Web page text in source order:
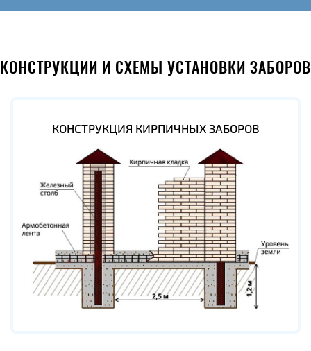
КОНСТРУКЦИИ И СХЕМЫ УСТАНОВКИ ЗАБОРОВ
КОНСТРУКЦИЯ КИРПИЧНЫХ ЗАБОРОВ